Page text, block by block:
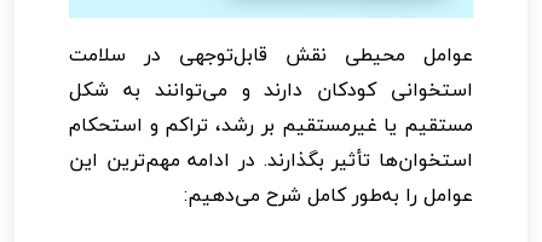
عوامل محیطی نقش قابل‌توجهی در سلامت
استخوانی کودکان دارند و می‌توانند به شکل
مستقیم یا غیرمستقیم بر رشد، تراکم و استحکام
استخوان‌ها تأثیر بگذارند. در ادامه مهم‌ترین این
عوامل را به‌طور کامل شرح می‌دهیم: